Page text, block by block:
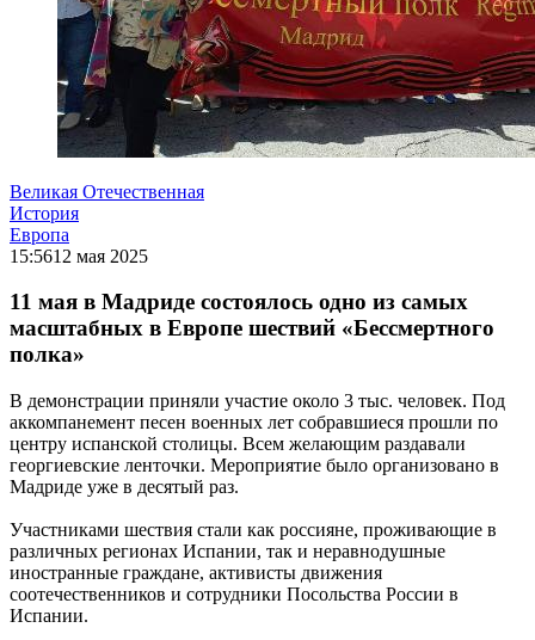
Великая Отечественная
История
Европа
15:5612 мая 2025
11 мая в Мадриде состоялось одно из самых
масштабных в Европе шествий «Бессмертного
полка»
В демонстрации приняли участие около 3 тыс. человек. Под
аккомпанемент песен военных лет собравшиеся прошли по
центру испанской столицы. Всем желающим раздавали
георгиевские ленточки. Мероприятие было организовано в
Мадриде уже в десятый раз.
Участниками шествия стали как россияне, проживающие в
различных регионах Испании, так и неравнодушные
иностранные граждане, активисты движения
соотечественников и сотрудники Посольства России в
Испании.